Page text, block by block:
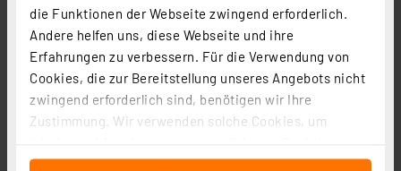
die Funktionen der Webseite zwingend erforderlich.
Andere helfen uns, diese Webseite und ihre
Erfahrungen zu verbessern. Für die Verwendung von
Cookies, die zur Bereitstellung unseres Angebots nicht
zwingend erforderlich sind, benötigen wir Ihre
Zustimmung. Wir verwenden solche Cookies, um
für soziale Medien anbieten zu können und die Zugriffe